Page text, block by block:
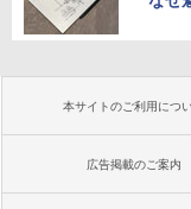
本サイトのご利用につ
広告掲載のご案内